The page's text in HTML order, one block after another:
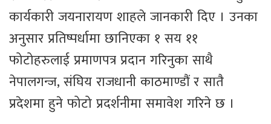
कार्यकारी जयनारायण शाहले जानकारी दिए । उनका
अनुसार प्रतिष्पर्धामा छानिएका १ सय ११
फोटोहरुलाई प्रमाणपत्र प्रदान गरिनुका साथै
नेपालगन्ज, संघिय राजधानी काठमाण्डौं र सातै
प्रदेशमा हुने फोटो प्रदर्शनीमा समावेश गरिने छ ।